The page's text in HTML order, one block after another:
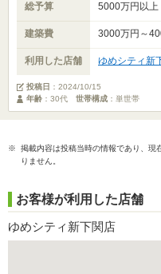
総予算 5000万円以上
建築費 3000万円～
利用した店舗 ゆめシティ新
投稿日 ： 2024/10/15
年齢 ：30代 世帯構成 ：単世帯
※ 掲載内容は投稿当時の情報であり、現
りません。
お客様が利用した店舗
ゆめシティ新下関店